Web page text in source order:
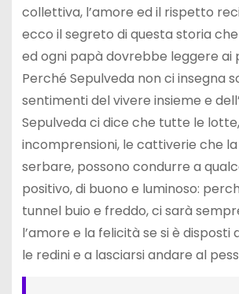
collettiva, l’amore ed il rispetto
ecco il segreto di questa storia
ed ogni papà dovrebbe leggere ai
Perché Sepulveda non ci insegna
sentimenti del vivere insieme e
Sepulveda ci dice che tutte le
incomprensioni, le cattiverie che
serbare, possono condurre a
positivo, di buono e luminoso:
tunnel buio e freddo, ci sarà
l’amore e la felicità se si è disposti
le redini e a lasciarsi andare al